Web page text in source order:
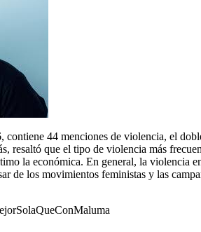
contiene 44 menciones de violencia, el
resaltó que el tipo de violencia más
la económica. En general, la violencia
de los movimientos feministas y las